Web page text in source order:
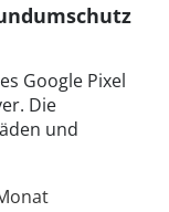
Google Pixel
Die
und